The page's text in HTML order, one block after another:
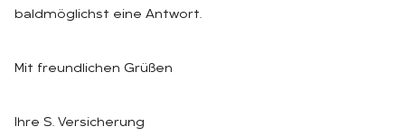
baldmöglichst eine Antwort.
Mit freundlichen Grüßen
Ihre S. Versicherung